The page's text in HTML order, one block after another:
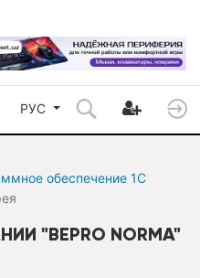
РУС
обеспечение 1С
"BEPRO NORMA"